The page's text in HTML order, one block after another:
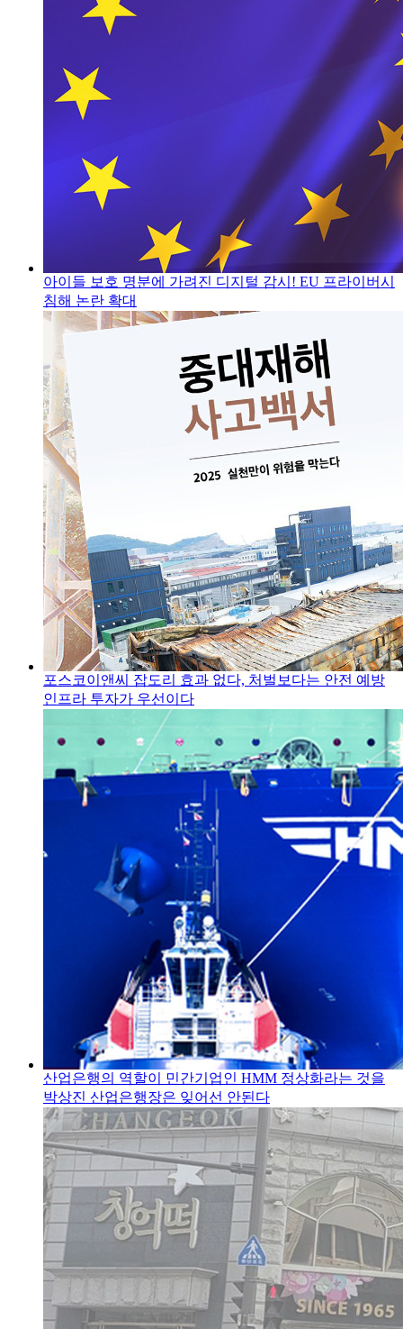
아이들 보호 명분에 가려진 디지털 감시! EU 프라이버시
침해 논란 확대
포스코이앤씨 잡도리 효과 없다, 처벌보다는 안전 예방
인프라 투자가 우선이다
산업은행의 역할이 민간기업인 HMM 정상화라는 것을
박상진 산업은행장은 잊어선 안된다